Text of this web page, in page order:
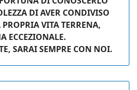
DI AVER CONDIVISO
VITA TERRENA,
ECCEZIONALE.
SARAI SEMPRE CON NOI.